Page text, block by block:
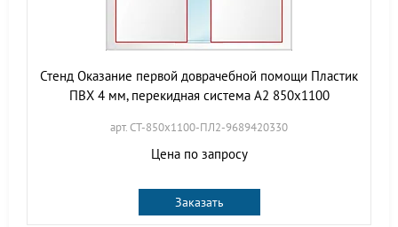
Стенд Оказание первой доврачебной помощи Пластик
ПВХ 4 мм, перекидная система А2 850х1100
арт. СТ-850х1100-ПЛ2-9689420330
Цена по запросу
Заказать